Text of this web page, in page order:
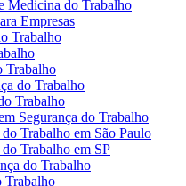
Medicina do Trabalho
Empresas
Trabalho
Trabalho
do Trabalho
Trabalho
Segurança do Trabalho
Trabalho em São Paulo
Trabalho em SP
do Trabalho
Trabalho